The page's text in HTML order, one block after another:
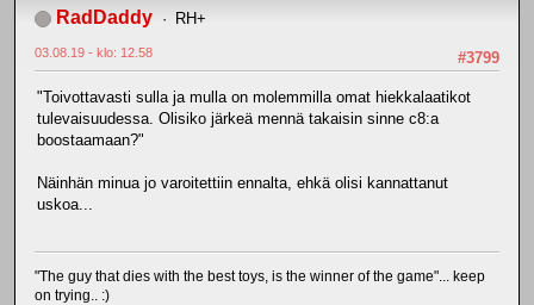
RadDaddy RH+
#3799
03.08.19 - klo: 12.58
"Toivottavasti sulla ja mulla on molemmilla omat hiekkalaatikot
tulevaisuudessa. Olisiko järkeä mennä takaisin sinne c8:a
boostaamaan?"
Näinhän minua jo varoitettiin ennalta, ehkä olisi kannattanut
uskoa...
"The guy that dies with the best toys, is the winner of the game"... keep
on trying.. :)